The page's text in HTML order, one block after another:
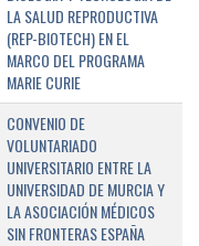
LA SALUD REPRODUCTIVA
(REP-BIOTECH) EN EL
MARCO DEL PROGRAMA
MARIE CURIE
CONVENIO DE
VOLUNTARIADO
UNIVERSITARIO ENTRE LA
UNIVERSIDAD DE MURCIA Y
LA ASOCIACIÓN MÉDICOS
SIN FRONTERAS ESPAÑA